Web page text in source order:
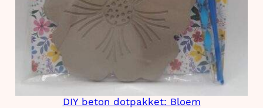
DIY beton dotpakket: Bloem